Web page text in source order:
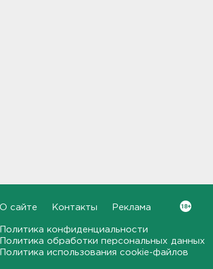
помощи.
О сайте Контакты Реклама
Политика конфиденциальности
Политика обработки персональных данных
Политика использования cookie-файлов